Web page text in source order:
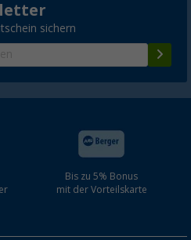
sichern
Bis zu 5% Bonus
mit der Vorteilskarte